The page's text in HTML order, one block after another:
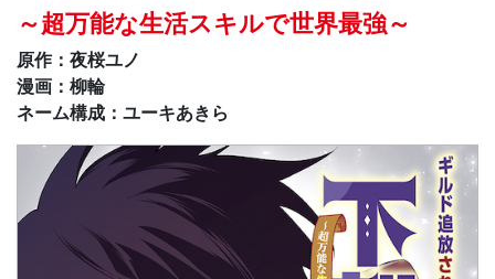
～超万能な生活スキルで世界最強～
原作：夜桜ユノ
漫画：柳輪
ネーム構成：ユーキあきら